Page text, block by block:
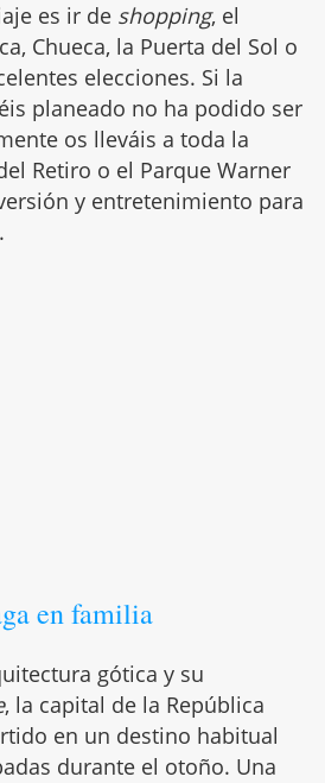
es ir de shopping, el
Chueca, la Puerta del Sol o
elecciones. Si la
planeado no ha podido ser
os lleváis a toda la
Retiro o el Parque Warner
y entretenimiento para
en familia
gótica y su
, la capital de la República
en un destino habitual
durante el otoño. Una